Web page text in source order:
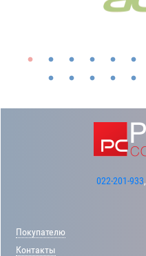
022-201-933,
Покупателю
Контакты